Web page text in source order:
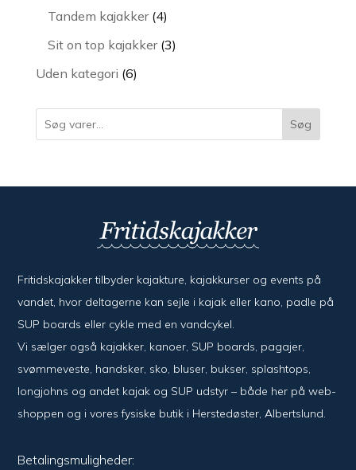
varer
Tandem kajakker 44
varer
Sit on top kajakker 33
Uden kategori 66
Søg
Fritidskajakker tilbyder kajak­ture, kajak­kurser og events på
vandet, hvor del­ta­ger­ne kan sejle i kajak eller kano, padle på
SUP boards eller cykle med en vand­cykel.
Vi sælger også kajak­ker, kanoer, SUP boards, pagajer,
svømme­veste, hand­sker, sko, bluser, bukser, splash­tops,
long­johns og andet kajak og SUP udstyr – både her på web­
shoppen og i vores fysiske butik i Her­sted­øster, Alberts­lund.
Betalingsmuligheder: